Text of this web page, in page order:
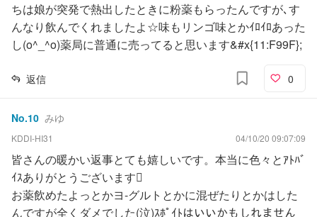
ちは娘が突発で熱出したときに粉薬もらったんですが､す
んなり飲んでくれましたよ☆味もリンゴ味とかｲﾛｲﾛあった
し(o^_^o)薬局に普通に売ってると思います&#x{11:F99F};
返信 0
No.10 みゆ
KDDI-HI31 04/10/20 09:07:09
皆さんの暖かい返事とても嬉しいです。本当に色々とｱﾄﾊﾞ
ｲｽありがとうございます
お薬飲めたよっとかヨ-グルトとかに混ぜたりとかはした
んですが全くダメでした(泣)ｽﾎﾟｲﾄはいいかもしれません